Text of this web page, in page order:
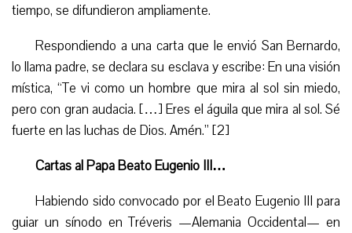
tiempo, se difundieron ampliamente.
Respondiendo a una carta que le envió San Bernardo,
lo llama padre, se declara su esclava y escribe: En una visión
mística, “Te vi como un hombre que mira al sol sin miedo,
pero con gran audacia. […] Eres el águila que mira al sol. Sé
fuerte en las luchas de Dios. Amén.” [2]
Cartas al Papa Beato Eugenio III…
Habiendo sido convocado por el Beato Eugenio III para
guiar un sínodo en Tréveris —Alemania Occidental— en